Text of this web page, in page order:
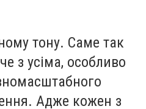
тону. Саме так
з усіма, особливо
Адже кожен з